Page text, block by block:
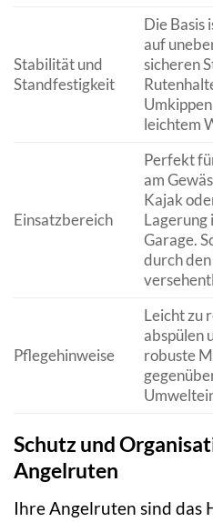
Stabilität und
Standfestigkeit
Die Basis
auf
sicheren
leichtem
Einsatzbereich
Perfekt
am
Kajak
Garage.
durch
Pflegehinweise
Leicht zu
abspülen
robuste
Schutz und
Angelruten
Ihre Angelruten sind das